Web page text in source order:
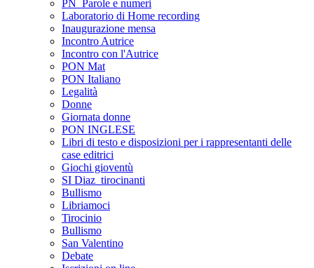
PN_Parole e numeri
Laboratorio di Home recording
Inaugurazione mensa
Incontro Autrice
Incontro con l'Autrice
PON Mat
PON Italiano
Legalità
Donne
Giornata donne
PON INGLESE
Libri di testo e disposizioni per i rappresentanti delle
case editrici
Giochi gioventù
SI Diaz_tirocinanti
Bullismo
Libriamoci
Tirocinio
Bullismo
San Valentino
Debate